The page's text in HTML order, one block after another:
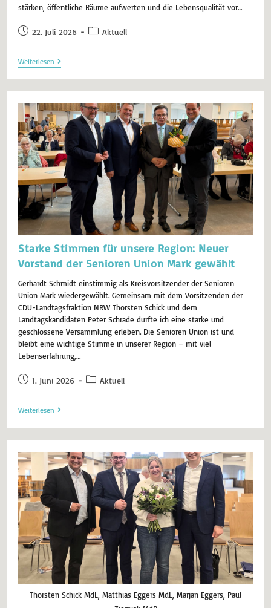
stärken, öffentliche Räume aufwerten und die Lebensqualität vor…
22. Juli 2026 Aktuell
Weiterlesen
Starke Stimmen für unsere Region: Neuer
Vorstand der Senioren Union Mark gewählt
Gerhardt Schmidt einstimmig als Kreisvorsitzender der Senioren
Union Mark wiedergewählt. Gemeinsam mit dem Vorsitzenden der
CDU-Landtagsfraktion NRW Thorsten Schick und dem
Landtagskandidaten Peter Schrade durfte ich eine starke und
geschlossene Versammlung erleben. Die Senioren Union ist und
bleibt eine wichtige Stimme in unserer Region – mit viel
Lebenserfahrung,…
1. Juni 2026 Aktuell
Weiterlesen
Thorsten Schick MdL, Matthias Eggers MdL, Marjan Eggers, Paul